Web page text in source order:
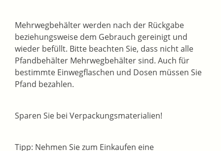
Mehrwegbehälter werden nach der Rückgabe
beziehungsweise dem Gebrauch gereinigt und
wieder befüllt. Bitte beachten Sie, dass nicht alle
Pfandbehälter Mehrwegbehälter sind. Auch für
bestimmte Einwegflaschen und Dosen müssen Sie
Pfand bezahlen.
Sparen Sie bei Verpackungsmaterialien!
Tipp: Nehmen Sie zum Einkaufen eine